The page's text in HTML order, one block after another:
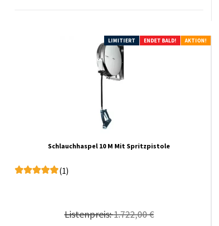
LIMITIERT ENDET BALD! AKTION!
Schlauchhaspel 10 M Mit Spritzpistole
(1)
Listenpreis:1.722,00 €